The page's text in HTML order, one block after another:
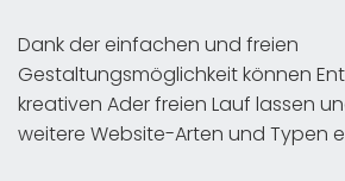
Dank der einfachen und freien
Gestaltungsmöglichkeit können
kreativen Ader freien Lauf lassen
weitere Website-Arten und Typen